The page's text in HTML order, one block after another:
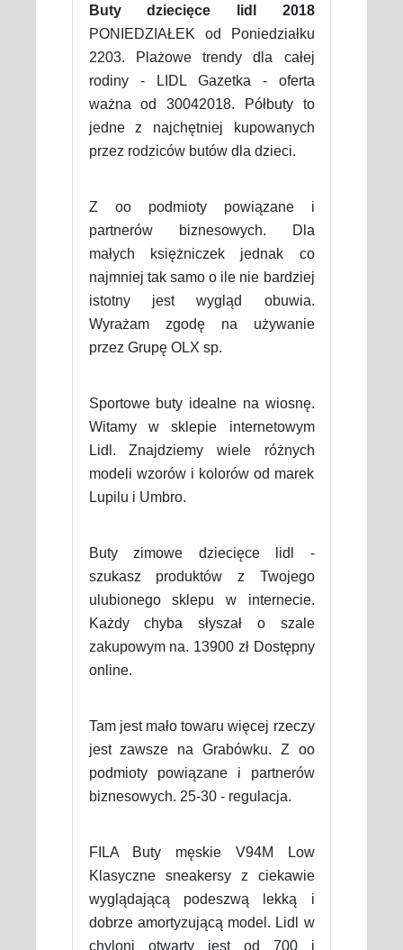
Buty dziecięce lidl 2018
PONIEDZIAŁEK od Poniedziałku
2203. Plażowe trendy dla całej
rodiny - LIDL Gazetka - oferta
ważna od 30042018. Półbuty to
jedne z najchętniej kupowanych
przez rodziców butów dla dzieci.
Z oo podmioty powiązane i
partnerów biznesowych. Dla
małych księżniczek jednak co
najmniej tak samo o ile nie bardziej
istotny jest wygląd obuwia.
Wyrażam zgodę na używanie
przez Grupę OLX sp.
Sportowe buty idealne na wiosnę.
Witamy w sklepie internetowym
Lidl. Znajdziemy wiele różnych
modeli wzorów i kolorów od marek
Lupilu i Umbro.
Buty zimowe dziecięce lidl -
szukasz produktów z Twojego
ulubionego sklepu w internecie.
Każdy chyba słyszał o szale
zakupowym na. 13900 zł Dostępny
online.
Tam jest mało towaru więcej rzeczy
jest zawsze na Grabówku. Z oo
podmioty powiązane i partnerów
biznesowych. 25-30 - regulacja.
FILA Buty męskie V94M Low
Klasyczne sneakersy z ciekawie
wyglądającą podeszwą lekką i
dobrze amortyzującą model. Lidl w
chyloni otwarty jest od 700 i